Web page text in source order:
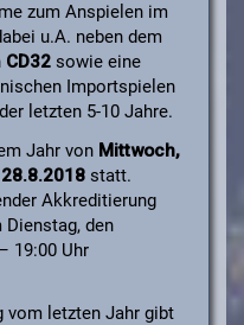
zum Anspielen im
u.A. neben dem
CD32sowie eine
Importspielen
letzten 5-10 Jahre.
Jahr von Mittwoch,
statt.
Akkreditierung
den
19:00 Uhr
vom letzten Jahr gibt